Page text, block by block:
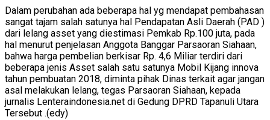
Dalam perubahan ada beberapa hal yg mendapat pembahasan
sangat tajam salah satunya hal Pendapatan Asli Daerah (PAD )
dari lelang asset yang diestimasi Pemkab Rp.100 juta, pada
hal menurut penjelasan Anggota Banggar Parsaoran Siahaan,
bahwa harga pembelian berkisar Rp. 4,6 Miliar terdiri dari
beberapa jenis Asset salah satu satunya Mobil Kijang innova
tahun pembuatan 2018, diminta pihak Dinas terkait agar jangan
asal melakukan lelang, tegas Parsaoran Siahaan, kepada
jurnalis Lenteraindonesia.net di Gedung DPRD Tapanuli Utara
Tersebut .(edy)